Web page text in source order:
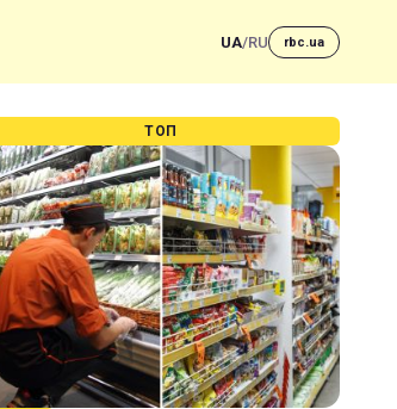
UA/RU rbc.ua
ТОП